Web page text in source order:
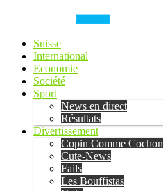
Suisse
International
Economie
Société
Sport
News en direct
Résultats
Divertissement
Copin Comme Cochon
Cute-News
Fails
Les Bouffistas